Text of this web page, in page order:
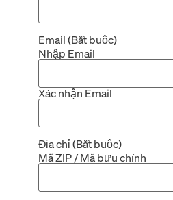
Email(Bắt buộc)
Nhập Email
Xác nhận Email
Địa chỉ(Bắt buộc)
Mã ZIP / Mã bưu chính